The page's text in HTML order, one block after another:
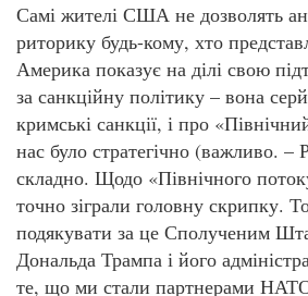
Самі жителі США не дозволять
риторику будь-кому, хто
Америка показує на ділі свою
за санкційну політику – вона
кримські санкції, і про
нас було стратегічно (важливо. –
складно. Щодо «Північного
точно зіграли головну скрипку.
подякувати за це Сполученим
Дональда Трампа і його
те, що ми стали партнерами